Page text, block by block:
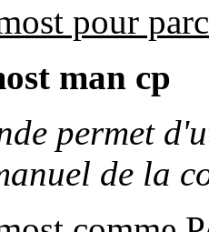
pour
man cp
permet
de la